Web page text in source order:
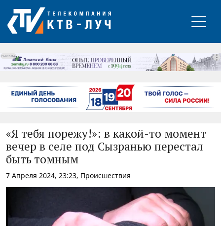
РЕКЛАМА
«Я тебя порежу!»: в какой-то момент
вечер в селе под Сызранью перестал
быть томным
7 Апреля 2024, 23:23, Происшествия